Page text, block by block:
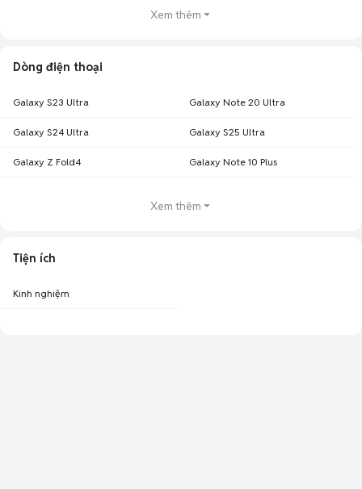
Xem thêm
Dòng điện thoại
Galaxy S23 Ultra Galaxy Note 20 Ultra
Galaxy S24 Ultra Galaxy S25 Ultra
Galaxy Z Fold4 Galaxy Note 10 Plus
Xem thêm
Tiện ích
Kinh nghiệm